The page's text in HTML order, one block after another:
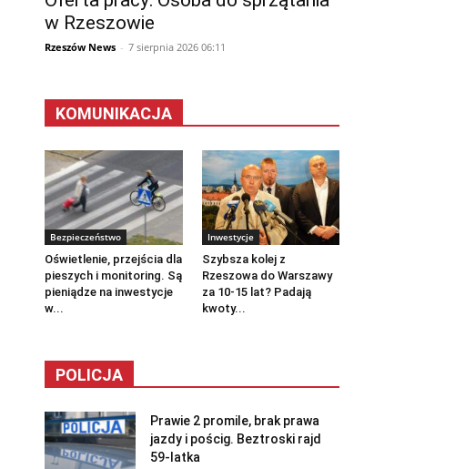
w Rzeszowie
Rzeszów News - 7 sierpnia 2026 06:11
KOMUNIKACJA
Bezpieczeństwo
Oświetlenie, przejścia dla
pieszych i monitoring. Są
pieniądze na inwestycje
w...
Inwestycje
Szybsza kolej z
Rzeszowa do Warszawy
za 10-15 lat? Padają
kwoty...
POLICJA
Prawie 2 promile, brak prawa
jazdy i pościg. Beztroski rajd
59-latka